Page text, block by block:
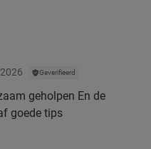
Geverifieerd
geholpen En de
goede tips